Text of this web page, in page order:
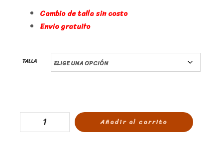
Cambio de talla sin costo
Envio gratuito
TALLA
Añadir al carrito